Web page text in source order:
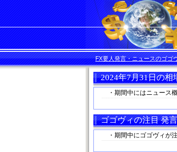
FX要人発言・ニュースのゴゴ
2024年7月31日の相
・期間中にはニュース
ゴゴヴィの注目 発
・期間中にゴゴヴィが